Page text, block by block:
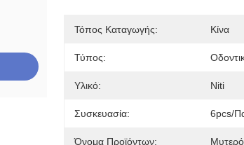
Τόπος Καταγωγής: Κίνα
Τύπος:
Υλικό: Niti
Συσκευασία: 6pcs/
Όνομα Προϊόντων: Μυτερό